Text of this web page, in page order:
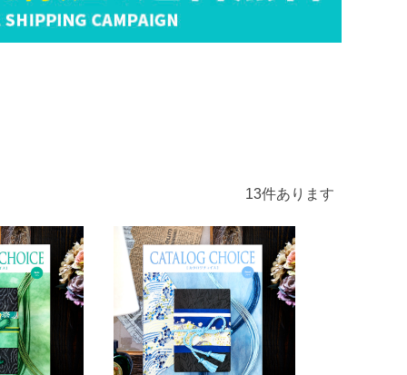
13件あります